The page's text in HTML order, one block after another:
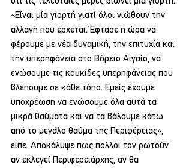
«Είναι μία γιορτή γιατί όλοι νιώθουν την
αλλαγή που έρχεται. Έφτασε η ώρα να
φέρουμε με νέα δυναμική, την επιτυχία και
την υπερηφάνεια στο Βόρειο Αιγαίο, να
ενώσουμε τις κουκίδες υπερηφάνειας που
βλέπουμε σε κάθε τόπο. Εμείς έχουμε
υποχρέωση να ενώσουμε όλα αυτά τα
μικρά θαύματα και να τα βάλουμε κάτω
από το μεγάλο θαύμα της Περιφέρειας»,
είπε. Αποκάλυψε πως πολλοί τον ρωτούν
αν εκλεγεί Περιφερειάρχης, αν θα